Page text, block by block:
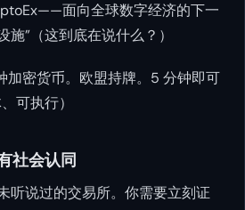
面向全球数字经济的下一
”（这到底在说什么？）
加密货币。欧盟持牌。5 分钟即可
可执行）
社会认同
听说过的交易所。你需要立刻证